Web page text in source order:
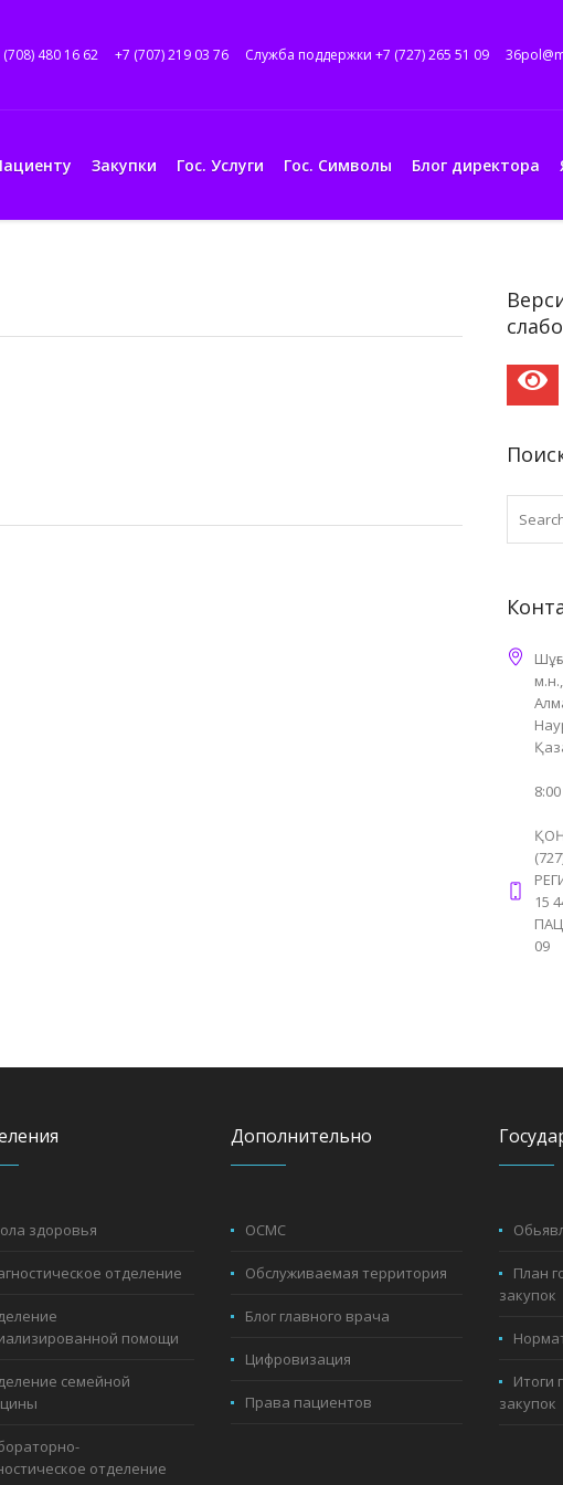
480 16 62 +7 (707) 219 03 76 Служба поддержки +7 (727) 265 51 09
Закупки Гос. Услуги Гос. Символы Блог директора
м.н.,
15
09
здоровья
отделение
помощи
семейной
отделение
Дополнительно
ОСМС
Обслуживаемая территория
Блог главного врача
Цифровизация
Права пациентов
План
закупок
Итоги
закупок